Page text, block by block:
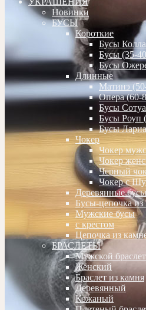
Новинки
БУСЫ
Короткие
Бусы
Бусы (35-
Бусы
Длинные
Матинэ
Опера (60-
Бусы
Бусы Роуп
Бусы
Чокер
Чокер
Чокер
Черный
Чокер с
Деревянные бусы
Бусы-цепочка из
Мужские бусы
с крестом
Цепочка из
БРАСЛЕТЫ
Мужской
Женский
Браслет из камня
Деревянный
Кожаный